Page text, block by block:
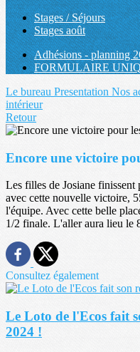
Stages / Séjours
Stages août
Adhésions - planning
FORMULAIRE
Le bureau Presentation Nos
intérieur
Retour
Encore une victoire
Les filles de Josiane
avec cette nouvelle victoire,
l'équipe. Avec cette belle
1/2 finale. L'aller aura lieu le
Consultez également
Le Loto de l'Ecos fait
2024 !